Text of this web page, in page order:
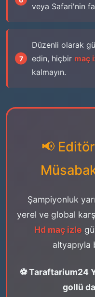
veya Safari'nin
Düzenli olarak
edin, hiçbir maç
kalmayın.
📢
Şampiyonluk
yerel ve global
Hd maç izle
altyapıyla
⚽ Taraftarium24
gollü